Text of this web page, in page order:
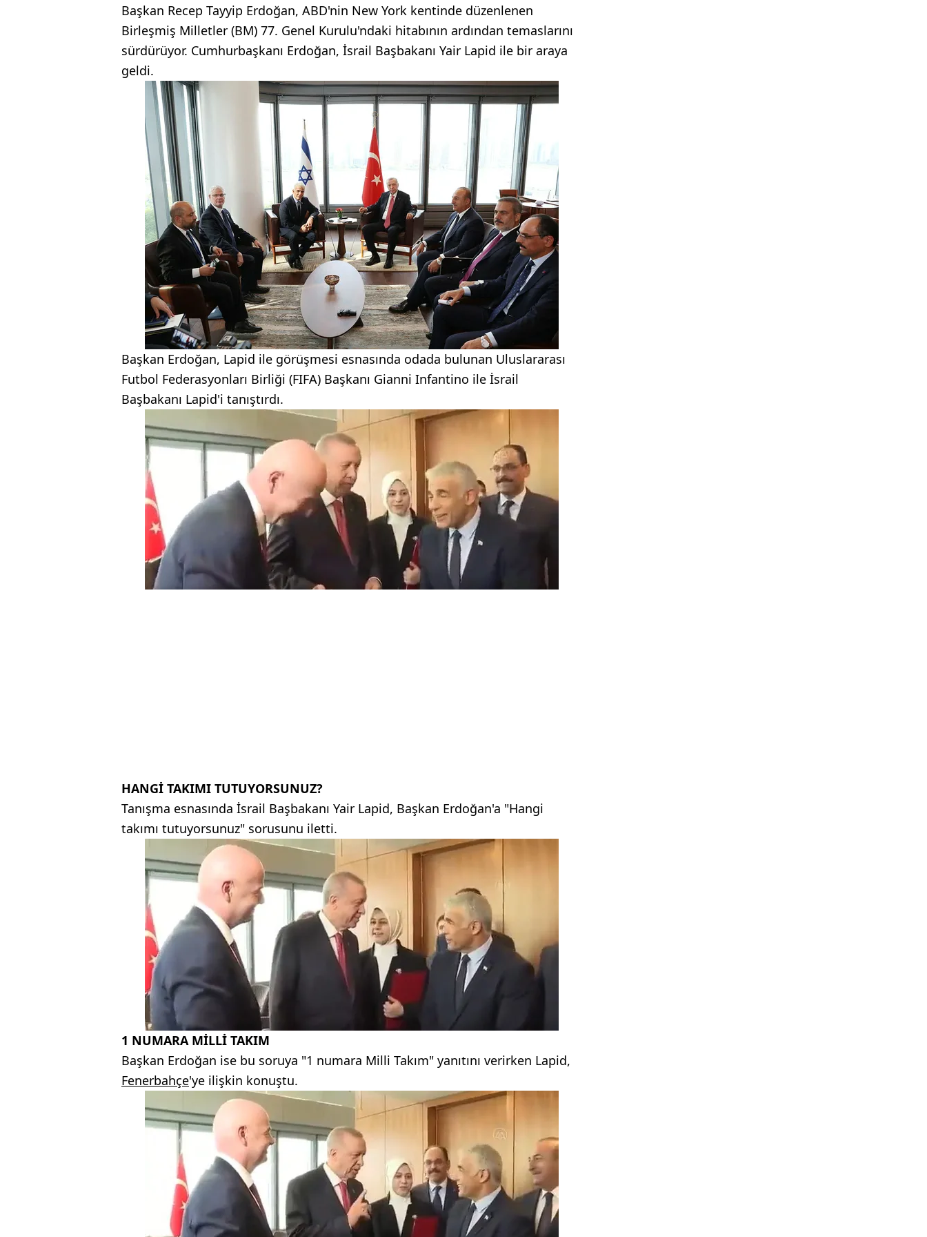
Başkan Recep Tayyip Erdoğan, ABD'nin New York kentinde düzenlenen
Birleşmiş Milletler (BM) 77. Genel Kurulu'ndaki hitabının ardından temaslarını
sürdürüyor. Cumhurbaşkanı Erdoğan, İsrail Başbakanı Yair Lapid ile bir araya
geldi.
Başkan Erdoğan, Lapid ile görüşmesi esnasında odada bulunan Uluslararası
Futbol Federasyonları Birliği (FIFA) Başkanı Gianni Infantino ile İsrail
Başbakanı Lapid'i tanıştırdı.
HANGİ TAKIMI TUTUYORSUNUZ?
Tanışma esnasında İsrail Başbakanı Yair Lapid, Başkan Erdoğan'a "Hangi
takımı tutuyorsunuz" sorusunu iletti.
1 NUMARA MİLLİ TAKIM
Başkan Erdoğan ise bu soruya "1 numara Milli Takım" yanıtını verirken Lapid,
Fenerbahçe'ye ilişkin konuştu.